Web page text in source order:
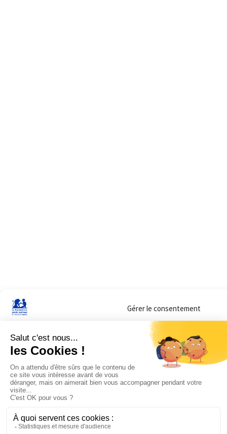
Gérer le consentement
Sur ce site, nous utilisons des cookies pour mesurer notre audience et vous
lorsque vous y consentez. Vous pouvez sélectionner ceux que vous autorisez
navigation.